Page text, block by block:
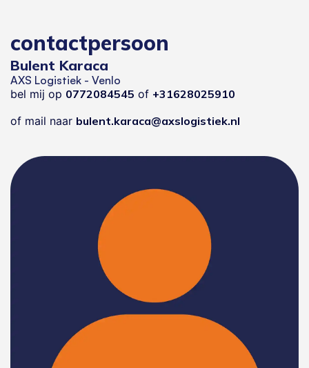
contactpersoon
Bulent Karaca
AXS Logistiek - Venlo
bel mij op 0772084545 of +31628025910
of mail naar bulent.karaca@axslogistiek.nl